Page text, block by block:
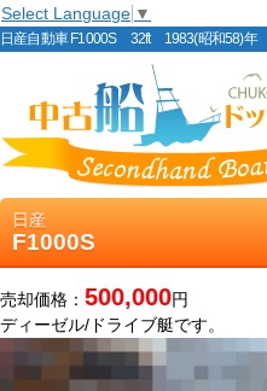
Select Language ▼
日産自動車 F1000S 32ft 1983(昭和58)
日産
F1000S
売却価格： 500,000円
ディーゼル/ドライブ艇です。